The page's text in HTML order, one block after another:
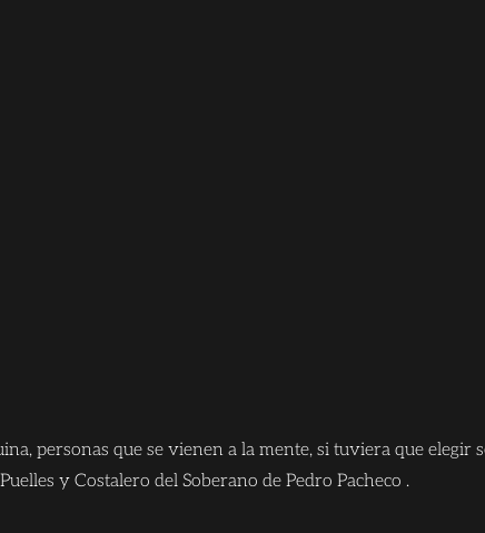
personas que se vienen a la mente, si tuviera que elegir
y Costalero del Soberano de Pedro Pacheco .